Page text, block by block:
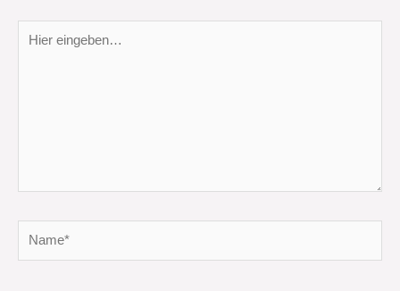
eingeben…